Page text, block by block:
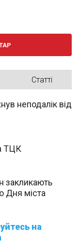
Статті
неподалік від
ТЦК
закликають
Дня міста